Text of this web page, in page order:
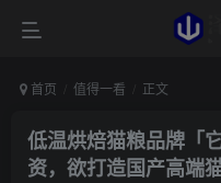
首页 值得一看 正文
低温烘焙猫粮品牌「
资，欲打造国产高端